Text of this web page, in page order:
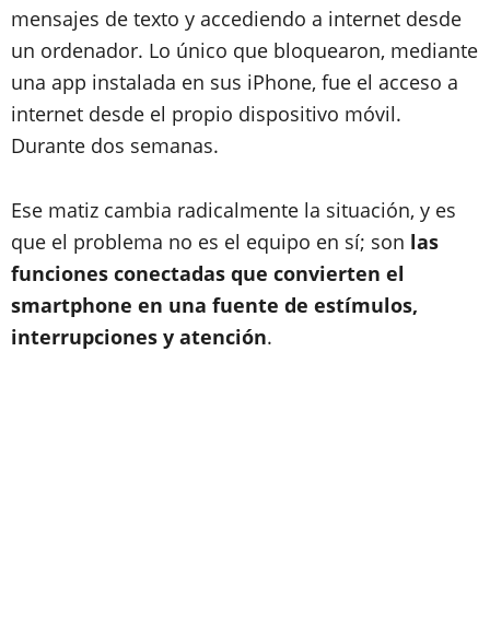
mensajes de texto y accediendo a internet desde
un ordenador. Lo único que bloquearon, mediante
una app instalada en sus iPhone, fue el acceso a
internet desde el propio dispositivo móvil.
Durante dos semanas.
Ese matiz cambia radicalmente la situación, y es
que el problema no es el equipo en sí; son las
funciones conectadas que convierten el
smartphone en una fuente de estímulos,
interrupciones y atención.